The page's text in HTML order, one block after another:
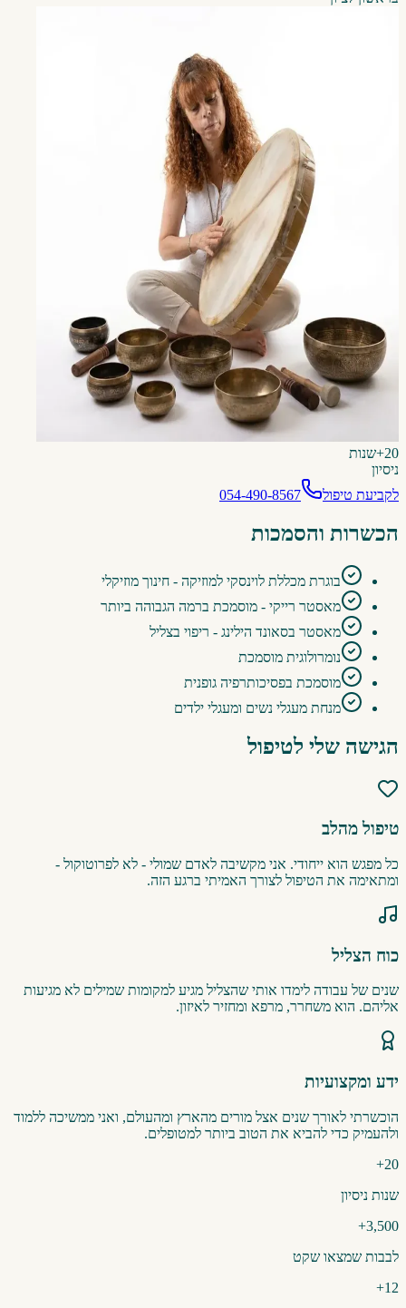
20+ שנות
ניסיון
לקביעת טיפול
054-490-8567
הכשרות והסמכות
בוגרת מכללת לוינסקי למוזיקה - חינוך מוזיקלי
מאסטר רייקי - מוסמכת ברמה הגבוהה ביותר
מאסטר בסאונד הילינג - ריפוי בצליל
נומרולוגית מוסמכת
מוסמכת בפסיכותרפיה גופנית
מנחת מעגלי נשים ומעגלי ילדים
הגישה שלי לטיפול
טיפול מהלב
כל מפגש הוא ייחודי. אני מקשיבה לאדם שמולי - לא לפרוטוקול -
ומתאימה את הטיפול לצורך האמיתי ברגע הזה.
כוח הצליל
שנים של עבודה לימדו אותי שהצליל מגיע למקומות שמילים לא מגיעות
אליהם. הוא משחרר, מרפא ומחזיר לאיזון.
ידע ומקצועיות
הוכשרתי לאורך שנים אצל מורים מהארץ ומהעולם, ואני ממשיכה ללמוד
ולהעמיק כדי להביא את הטוב ביותר למטופלים.
20+
שנות ניסיון
3,500+
לבבות שמצאו שקט
12+